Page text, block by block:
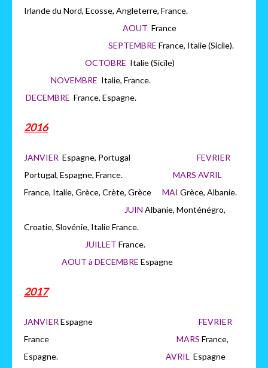
Irlande du Nord, Ecosse, Angleterre, France.
AOUT France
SEPTEMBRE France, Italie (Sicile).
OCTOBRE Italie (Sicile)
NOVEMBRE Italie, France.
DECEMBRE France, Espagne.
2016
JANVIER Espagne, Portugal FEVRIER
Portugal, Espagne, France. MARS AVRIL
France, Italie, Grèce, Crète, Grèce MAI Grèce, Albanie.
JUIN Albanie, Monténégro,
Croatie, Slovénie, Italie France.
JUILLET France.
AOUT à DECEMBRE Espagne
2017
JANVIER Espagne FEVRIER
France MARS France,
Espagne. AVRIL Espagne